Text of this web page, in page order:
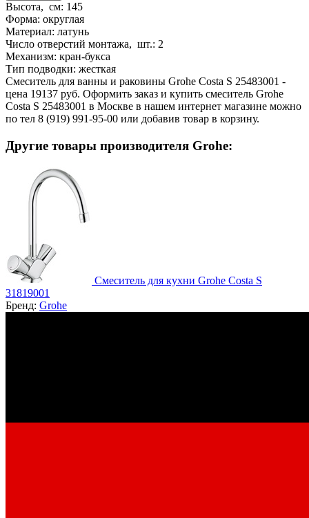
Высота, см: 145
Форма: округлая
Материал: латунь
Число отверстий монтажа, шт.: 2
Механизм: кран-букса
Тип подводки: жесткая
Смеситель для ванны и раковины Grohe Costa S 25483001 -
цена 19137 руб. Оформить заказ и купить смеситель Grohe
Costa S 25483001 в Москве в нашем интернет магазине можно
по тел 8 (919) 991-95-00 или добавив товар в корзину.
Другие товары производителя Grohe:
Смеситель для кухни Grohe Costa S
31819001
Бренд: Grohe